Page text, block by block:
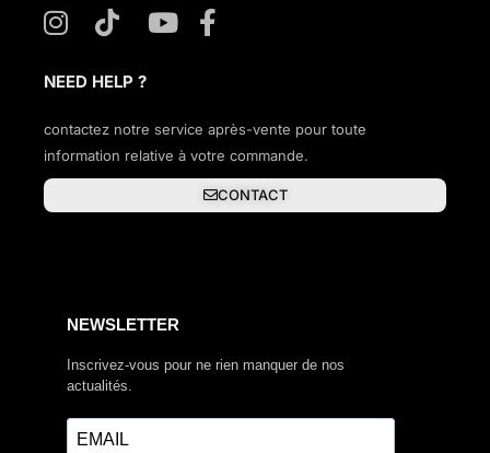
NEED HELP ?
contactez notre service après-vente pour toute
information relative à votre commande.
CONTACT
NEWSLETTER
Inscrivez-vous pour ne rien manquer de nos
actualités.